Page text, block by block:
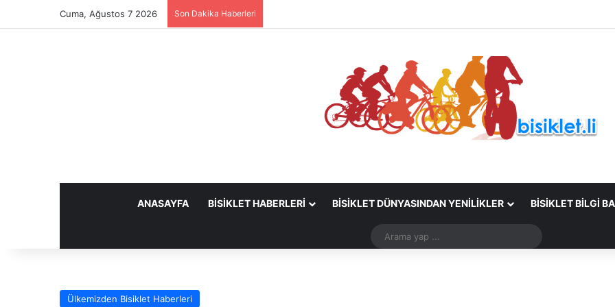
Cuma, Ağustos 7 2026 Son Dakika Haberleri
ANASAYFA BISIKLET HABERLERI BISIKLET DÜNYASINDAN YENILIKLER BISIKLET BILGI
Ülkemizden Bisiklet Haberleri